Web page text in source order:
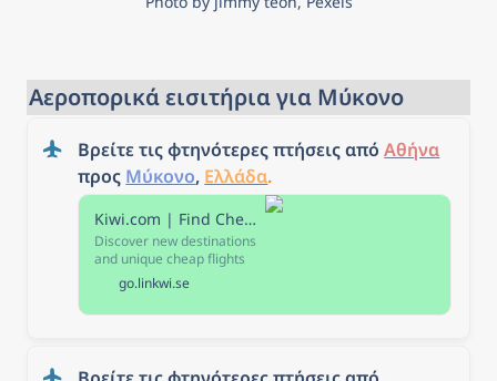
Αεροπορικά εισιτήρια για Μύκονο
Βρείτε τις φτηνότερες πτήσεις από Αθήνα
προς Μύκονο, Ελλάδα.
Kiwi.com | Find Cheap Flights & Discover New Destinations
Discover new destinations
and unique cheap flights
with our easy-to-use
search engine and
interactive map — with
go.linkwi.se